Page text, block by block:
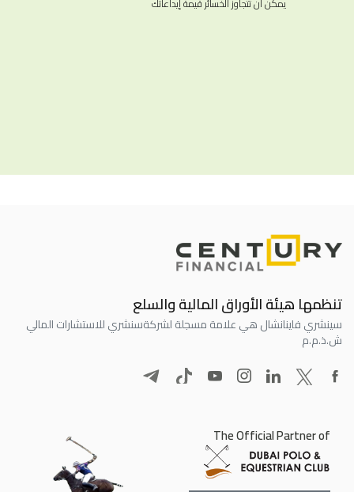
تنظمها هيئة الأوراق المالية والسلع
سينشري فاينانشال هي علامة مسجلة لشركةسنشري للاستشارات المالي
ش.ذ.م.م
The Official Partner of